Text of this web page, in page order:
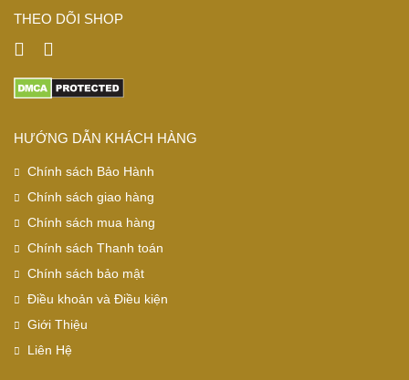
THEO DÕI SHOP
HƯỚNG DẪN KHÁCH HÀNG
Chính sách Bảo Hành
Chính sách giao hàng
Chính sách mua hàng
Chính sách Thanh toán
Chính sách bảo mật
Điều khoản và Điều kiện
Giới Thiệu
Liên Hệ